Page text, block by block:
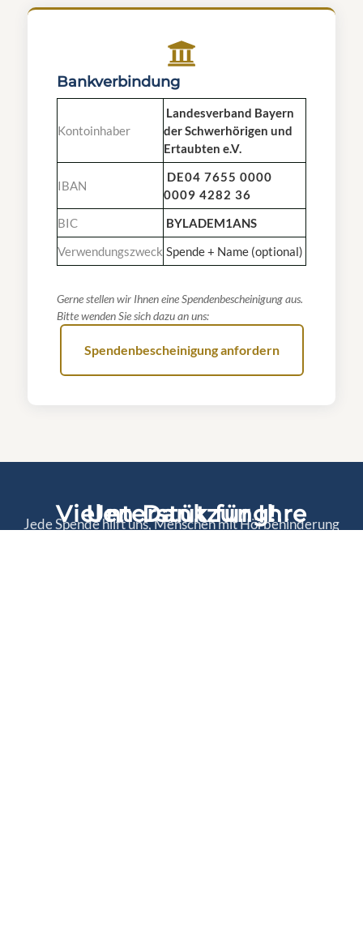
Bankverbindung
Kontoinhaber
Landesverband Bayern
der Schwerhörigen und
Ertaubten e.V.
IBAN
DE04 7655 0000
0009 4282 36
BIC
BYLADEM1ANS
Verwendungszweck Spende + Name (optional)
Gerne stellen wir Ihnen eine Spendenbescheinigung aus.
Bitte wenden Sie sich dazu an uns:
Spendenbescheinigung anfordern
Vielen Dank für Ihre Unterstützung!
Jede Spende hilft uns, Menschen mit Hörbehinderung